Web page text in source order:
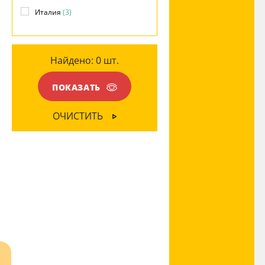
Пластик(1)
ЦВЕТ ПЛАФОНОВ
Бежевый(1)
Белый(1)
Италия (3)
Найдено: 0 шт.
ПОКАЗАТЬ
ОЧИСТИТЬ